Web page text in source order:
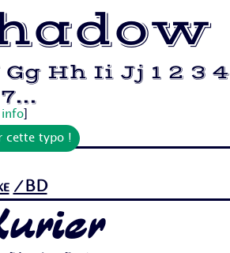
Hh Ii Jj 1 2 3 4
info]
cette typo !
/BD